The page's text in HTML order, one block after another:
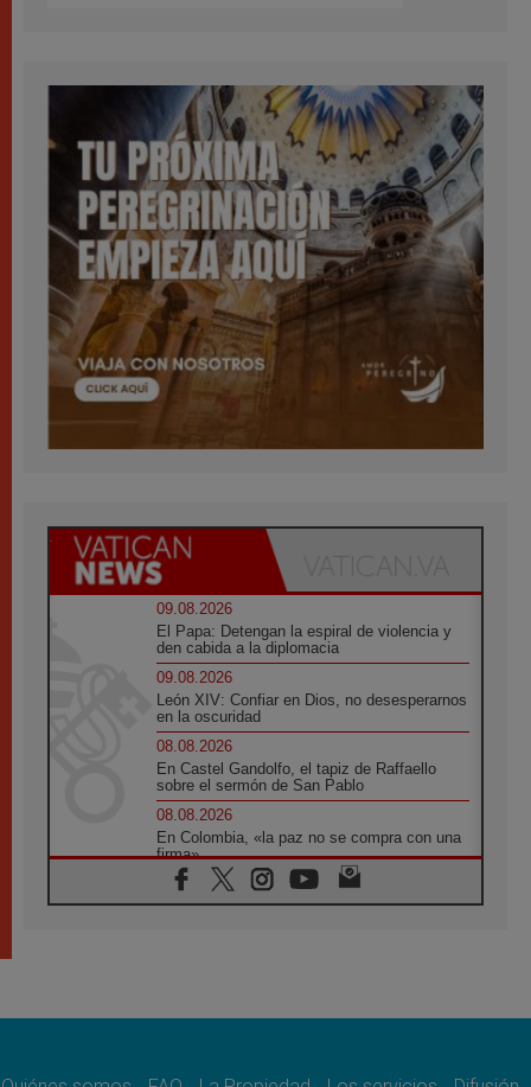
09.08.2026
El Papa: Detengan la espiral de violencia y
den cabida a la diplomacia
09.08.2026
León XIV: Confiar en Dios, no desesperarnos
en la oscuridad
08.08.2026
En Castel Gandolfo, el tapiz de Raffaello
sobre el sermón de San Pablo
08.08.2026
En Colombia, «la paz no se compra con una
firma»
08.08.2026
En Venezuela celebraron los 416 años del
08.08.2026